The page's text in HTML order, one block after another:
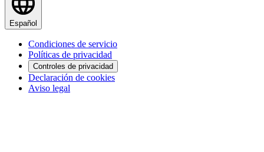
Español
Condiciones de servicio
Políticas de privacidad
Controles de privacidad
Declaración de cookies
Aviso legal